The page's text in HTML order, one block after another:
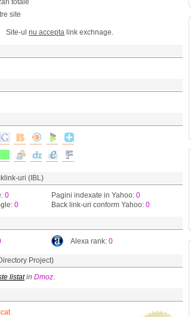
totale
site
Site-ul nu accepta link exchnage.
uri (IBL)
0
0
Pagini indexate in Yahoo: 0
Back link-uri conform Yahoo: 0
Alexa rank: 0
Project)
listatin Dmoz.